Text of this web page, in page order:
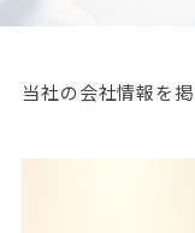
当社の会社情報を